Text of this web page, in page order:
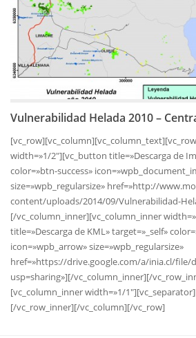
Vulnerabilidad Helada 2010 –
width=»1/2″][vc_button title=»Descarga de
color=»btn-success»
size=»wpb_regularsize» href=»http://
content/uploads/2014/09/Vulnerabilidad-
[/vc_column_inner][vc_column_inner
title=»Descarga de KML» target=»_self»
icon=»wpb_arrow» size=»wpb_regularsize»
href=»https://drive.google.com/a/inia.cl/file/
usp=sharing»][/vc_column_inner][/
[vc_column_inner width=»1/
[/vc_row_inner][/vc_column][/vc_row]